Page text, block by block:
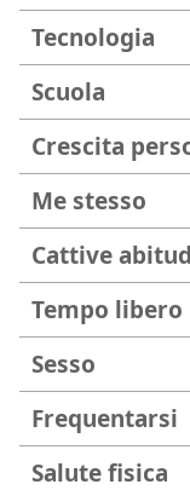
Tecnologia
Scuola
Crescita
Me stesso
Cattive
Tempo libero
Sesso
Frequentarsi
Salute fisica